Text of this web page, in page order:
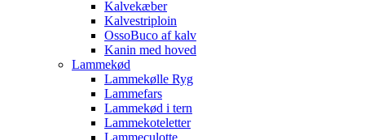
Kalvekæber
Kalvestriploin
OssoBuco af kalv
Kanin med hoved
Lammekød
Lammekølle Ryg
Lammefars
Lammekød i tern
Lammekoteletter
Lammeculotte